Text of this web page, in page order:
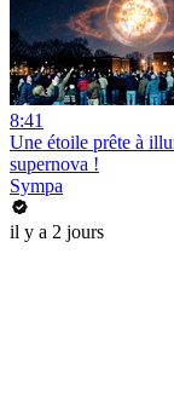
8:41
Une étoile prête à
supernova !
Sympa
il y a 2 jours